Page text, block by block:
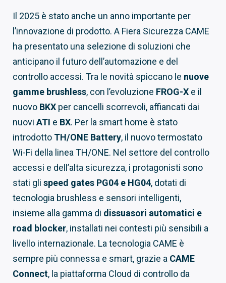
Il 2025 è stato anche un anno importante per
l’innovazione di prodotto. A Fiera Sicurezza CAME
ha presentato una selezione di soluzioni che
anticipano il futuro dell’automazione e del
controllo accessi. Tra le novità spiccano le nuove
gamme brushless, con l’evoluzione FROG-X e il
nuovo BKX per cancelli scorrevoli, affiancati dai
nuoviATI e BX. Per la smart home è stato
introdotto TH/ONE Battery, il nuovo termostato
Wi-Fi della linea TH/ONE. Nel settore del controllo
accessi e dell’alta sicurezza, i protagonisti sono
stati gli speed gates PG04 e HG04, dotati di
tecnologia brushless e sensori intelligenti,
insieme alla gamma di dissuasori automatici e
road blocker, installati nei contesti più sensibili a
livello internazionale. La tecnologia CAME è
sempre più connessa e smart, grazie a CAME
Connect, la piattaforma Cloud di controllo da